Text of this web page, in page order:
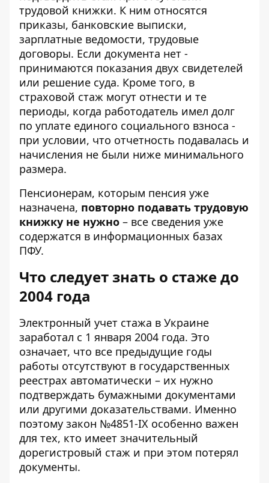
трудовой книжки. К ним относятся
приказы, банковские выписки,
зарплатные ведомости, трудовые
договоры. Если документа нет -
принимаются показания двух свидетелей
или решение суда. Кроме того, в
страховой стаж могут отнести и те
периоды, когда работодатель имел долг
по уплате единого социального взноса -
при условии, что отчетность подавалась и
начисления не были ниже минимального
размера.
Пенсионерам, которым пенсия уже
назначена, повторно подавать трудовую
книжку не нужно – все сведения уже
содержатся в информационных базах
ПФУ.
Что следует знать о стаже до
2004 года
Электронный учет стажа в Украине
заработал с 1 января 2004 года. Это
означает, что все предыдущие годы
работы отсутствуют в государственных
реестрах автоматически – их нужно
подтверждать бумажными документами
или другими доказательствами. Именно
поэтому закон №4851-IX особенно важен
для тех, кто имеет значительный
дорегистровый стаж и при этом потерял
документы.